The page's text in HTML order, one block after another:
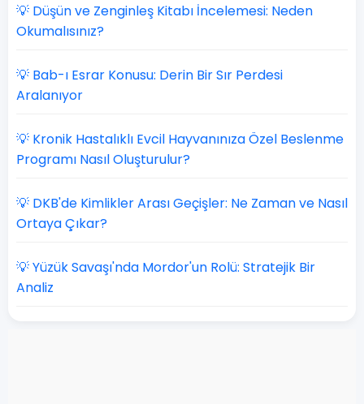
💡 Düşün ve Zenginleş Kitabı İncelemesi: Neden
Okumalısınız?
💡 Bab-ı Esrar Konusu: Derin Bir Sır Perdesi
Aralanıyor
💡 Kronik Hastalıklı Evcil Hayvanınıza Özel Beslenme
Programı Nasıl Oluşturulur?
💡 DKB'de Kimlikler Arası Geçişler: Ne Zaman ve Nasıl
Ortaya Çıkar?
💡 Yüzük Savaşı'nda Mordor'un Rolü: Stratejik Bir
Analiz